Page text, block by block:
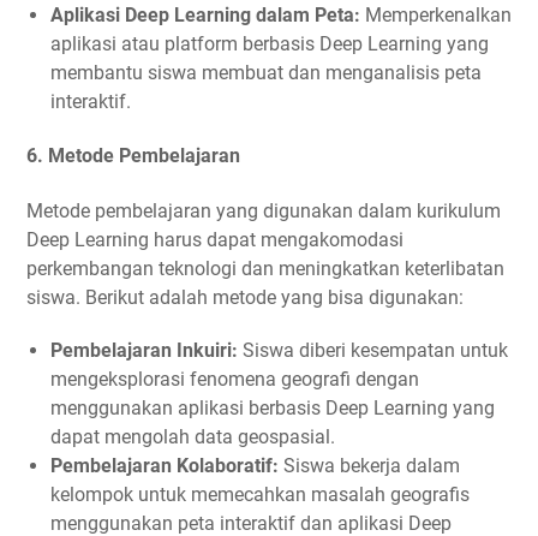
Aplikasi Deep Learning dalam Peta: Memperkenalkan
aplikasi atau platform berbasis Deep Learning yang
membantu siswa membuat dan menganalisis peta
interaktif.
6. Metode Pembelajaran
Metode pembelajaran yang digunakan dalam kurikulum
Deep Learning harus dapat mengakomodasi
perkembangan teknologi dan meningkatkan keterlibatan
siswa. Berikut adalah metode yang bisa digunakan:
Pembelajaran Inkuiri: Siswa diberi kesempatan untuk
mengeksplorasi fenomena geografi dengan
menggunakan aplikasi berbasis Deep Learning yang
dapat mengolah data geospasial.
Pembelajaran Kolaboratif: Siswa bekerja dalam
kelompok untuk memecahkan masalah geografis
menggunakan peta interaktif dan aplikasi Deep